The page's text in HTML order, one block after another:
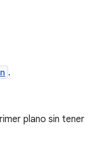
.
plano sin tener